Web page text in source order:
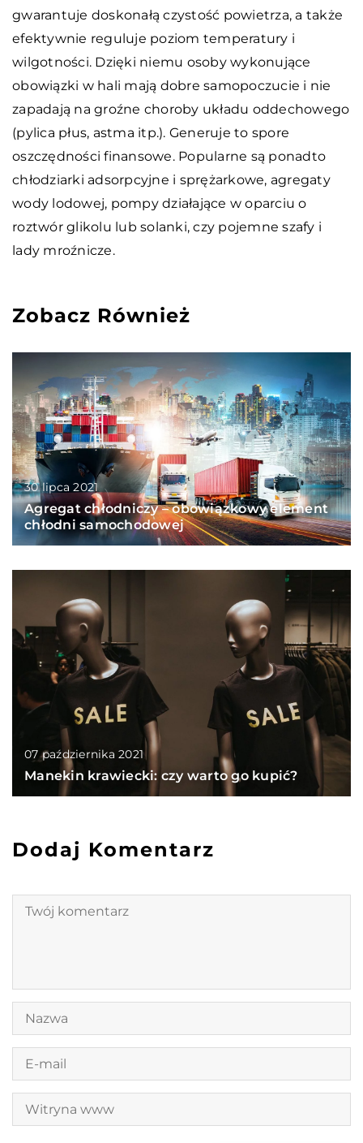
gwarantuje doskonałą czystość powietrza, a także
efektywnie reguluje poziom temperatury i
wilgotności. Dzięki niemu osoby wykonujące
obowiązki w hali mają dobre samopoczucie i nie
zapadają na groźne choroby układu oddechowego
(pylica płus, astma itp.). Generuje to spore
oszczędności finansowe. Popularne są ponadto
chłodziarki adsorpcyjne i sprężarkowe, agregaty
wody lodowej, pompy działające w oparciu o
roztwór glikolu lub solanki, czy pojemne szafy i
lady mroźnicze.
Zobacz Również
30 lipca 2021
Agregat chłodniczy – obowiązkowy element
chłodni samochodowej
07 października 2021
Manekin krawiecki: czy warto go kupić?
Dodaj Komentarz